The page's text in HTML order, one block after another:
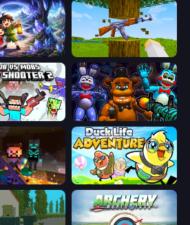
Mine Shooter 3D
Mine Shooter 2: Noob vs Mobs FNaF Shooter
Duck Life: Adventure (Demo)